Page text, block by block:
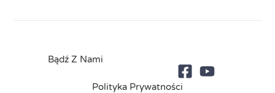
Bądź Z Nami
Polityka Prywatności